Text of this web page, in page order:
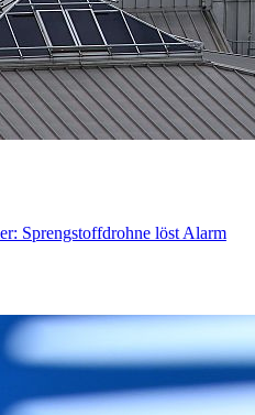
Sprengstoffdrohne löst Alarm